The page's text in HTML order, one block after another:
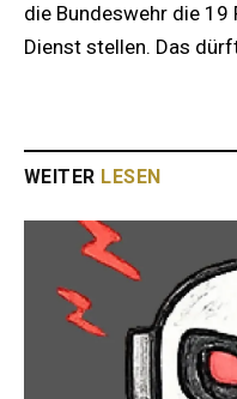
die Bundeswehr die
Dienst stellen. Das
WEITER LESEN